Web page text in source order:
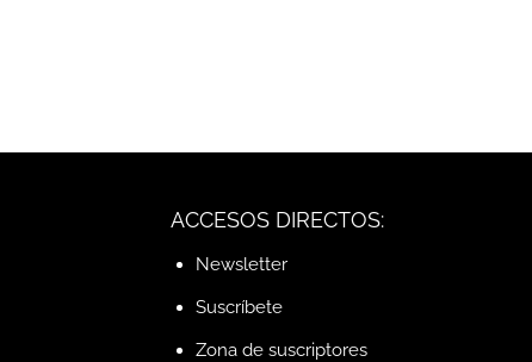
ACCESOS DIRECTOS:
Newsletter
Suscríbete
Zona de suscriptores